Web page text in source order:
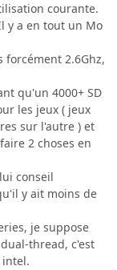
courante.
y a en tout un Mo
forcément 2.6Ghz,
qu'un 4000+ SD
les jeux ( jeux
sur l'autre ) et
2 choses en
conseil
y ait moins de
je suppose
thread, c'est
intel.